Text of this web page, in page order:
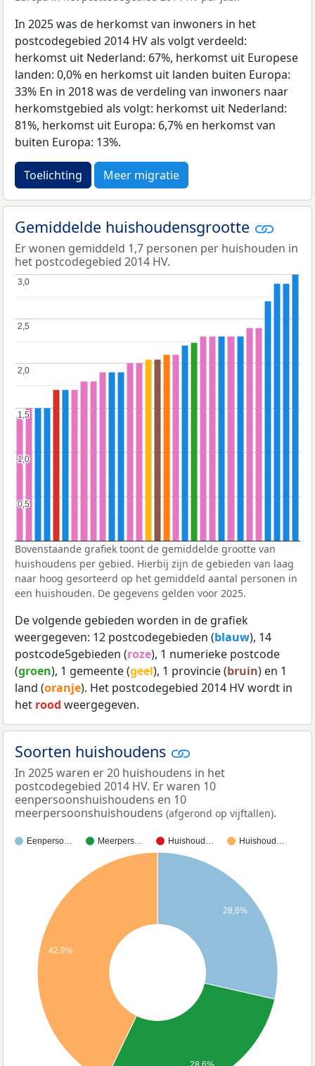
In 2025 was de herkomst van inwoners in het
postcodegebied 2014 HV als volgt verdeeld:
herkomst uit Nederland: 67%, herkomst uit Europese
landen: 0,0% en herkomst uit landen buiten Europa:
33% En in 2018 was de verdeling van inwoners naar
herkomstgebied als volgt: herkomst uit Nederland:
81%, herkomst uit Europa: 6,7% en herkomst van
buiten Europa: 13%.
Toelichting Meer migratie
Gemiddelde huishoudensgrootte
Er wonen gemiddeld 1,7 personen per huishouden in
het postcodegebied 2014 HV.
0,5
0,5
1,0
1,0
1,5
1,5
2,0
2,0
2,5
2,5
3,0
3,0
Bovenstaande grafiek toont de gemiddelde grootte van
huishoudens per gebied. Hierbij zijn de gebieden van laag
naar hoog gesorteerd op het gemiddeld aantal personen in
een huishouden. De gegevens gelden voor 2025.
De volgende gebieden worden in de grafiek
weergegeven: 12 postcodegebieden (blauw), 14
postcode5gebieden (roze), 1 numerieke postcode
(groen), 1 gemeente (geel), 1 provincie (bruin) en 1
land (oranje). Het postcodegebied 2014 HV wordt in
het rood weergegeven.
Soorten huishoudens
In 2025 waren er 20 huishoudens in het
postcodegebied 2014 HV. Er waren 10
eenpersoonshuishoudens en 10
meerpersoonshuishoudens (afgerond op vijftallen).
Eenperso… Meerpers… Huishoud… Huishoud…
28,6%
42,9%